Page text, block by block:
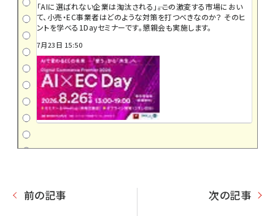
「AIに選ばれない企業は淘汰される」――。この激変する市場におい
て、小売・EC事業者はどのような対策を打つべきなのか？ そのヒ
ントを学べる1Dayセミナーです。懇親会も実施します。
7月23日 15:50
前の記事 次の記事